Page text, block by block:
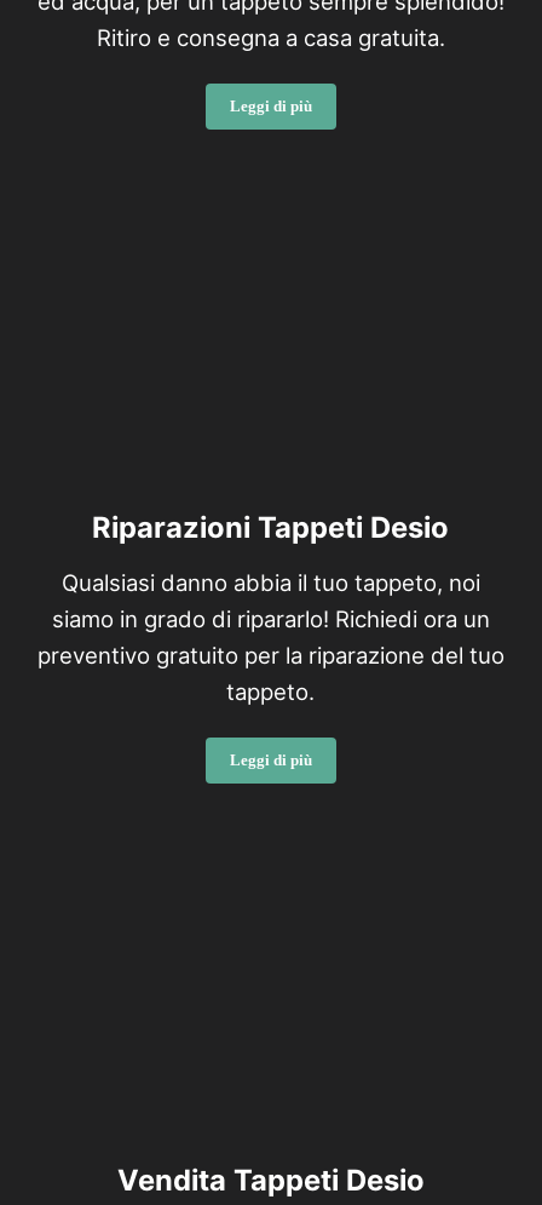
Ritiro e consegna a casa gratuita.
Leggi di piùLavaggio Tappeti Desio
Riparazioni Tappeti Desio
Qualsiasi danno abbia il tuo tappeto, noi
siamo in grado di ripararlo! Richiedi ora un
preventivo gratuito per la riparazione del tuo
tappeto.
Leggi di piùRiparazioni Tappeti Desio
Vendita Tappeti Desio